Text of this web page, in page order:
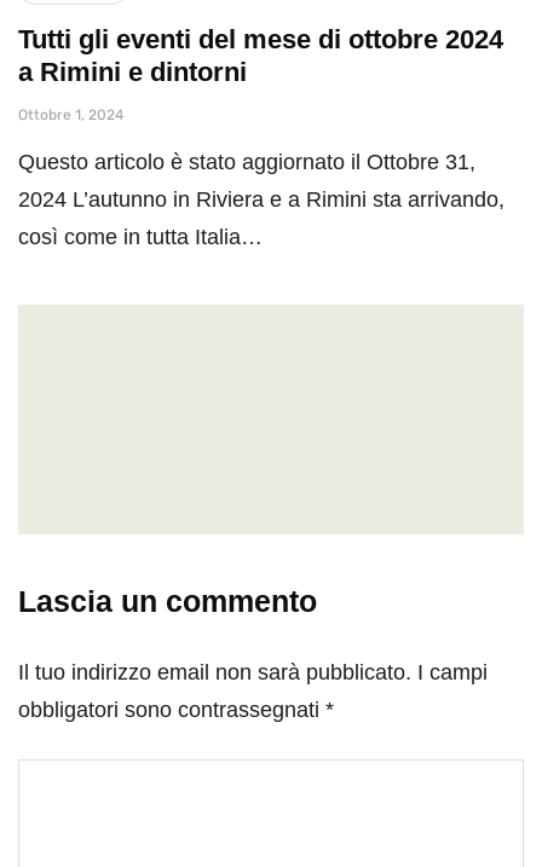
Tutti gli eventi del mese di ottobre 2024
a Rimini e dintorni
Ottobre 1, 2024
Questo articolo è stato aggiornato il Ottobre 31,
2024 L’autunno in Riviera e a Rimini sta arrivando,
così come in tutta Italia…
Lascia un commento
Il tuo indirizzo email non sarà pubblicato. I campi
obbligatori sono contrassegnati *